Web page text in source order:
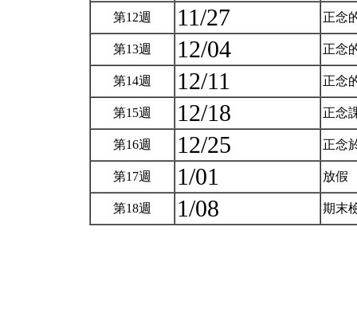
第12週 11/27 正念
第13週 12/04 正念
第14週 12/11 正念
第15週 12/18 正念
第16週 12/25 正念
第17週 1/01 放假
第18週 1/08 期末